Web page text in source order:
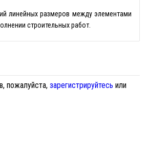
линейных размеров между элементами
строительных работ.
пожалуйста, зарегистрируйтесь или